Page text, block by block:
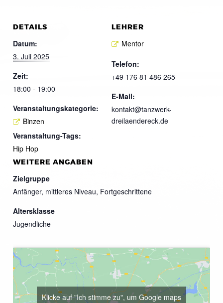
DETAILS
Datum:
3. Juli 2025
Zeit:
18:00 - 19:00
Veranstaltungskategorie:
Binzen
Veranstaltung-Tags:
Hip Hop
LEHRER
Mentor
Telefon:
+49 176 81 486 265
E-Mail:
kontakt@tanzwerk-
dreilaendereck.de
WEITERE ANGABEN
Zielgruppe
Anfänger, mittleres Niveau, Fortgeschrittene
Altersklasse
Jugendliche
Klicke auf "Ich stimme zu", um Google maps